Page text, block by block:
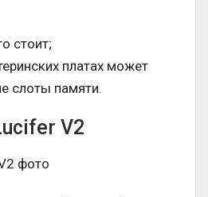
стоит;
платах может
слоты памяти.
V2